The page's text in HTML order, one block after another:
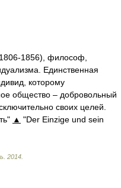
1856), философ,
Единственная
которому
общество – добровольный
своих целей.
▲ "Der Einzige und sein
2014